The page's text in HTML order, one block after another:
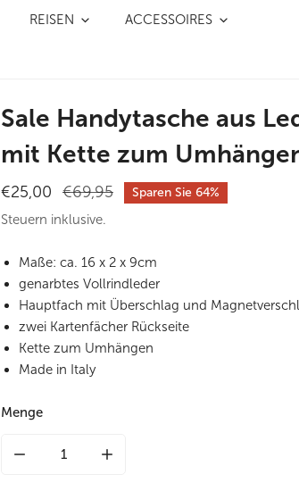
REISEN ACCESSOIRES
Sale Handytasche aus
mit Kette zum
Verkaufspreis
€25,00
Regulärer
Preis
€69,95 Sparen Sie 64%
Steuern inklusive.
Maße: ca. 16 x 2 x 9cm
genarbtes Vollrindleder
Hauptfach mit Überschlag und
zwei Kartenfächer Rückseite
Kette zum Umhängen
Made in Italy
Menge